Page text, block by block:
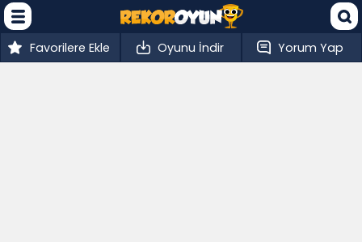
Favorilere Ekle Oyunu İndir Yorum Yap